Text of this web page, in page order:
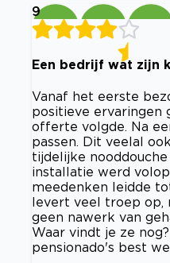
9
Een bedrijf wat zijn
Vanaf het eerste
positieve ervaringen
offerte volgde. Na
passen. Dit veelal
tijdelijke
installatie werd
meedenken leidde
levert veel troep op,
geen nawerk van
Waar vindt je ze
pensionado's best